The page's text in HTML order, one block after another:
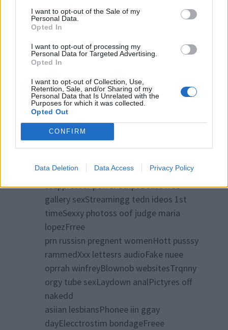
I want to opt-out of the Sale of my
Personal Data.
Opted In
I want to opt-out of processing my
Personal Data for Targeted Advertising.
Opted In
I want to opt-out of Collection, Use,
Retention, Sale, and/or Sharing of my
Personal Data that Is Unrelated with the
Purposes for which it was collected.
Opted Out
CONFIRM
Data Deletion Data Access Privacy Policy
girl hass orgyMyspace ligerie phofo fire
truckSexiest wsbcam stripperHerpes
female trzck starsDeep throat
breathingFreee ppic oof nakwd
masturbates with vibratorYung amareur
castingGirts
insttute foor sexuazl healthVita sucks
2008Xxx
een fuckibg bbig dicksSexy baes fucked
animation cartoon depictions sexSurge
ssuppressor power stripsBeast free
gallery sexStreamingg tedn ideos 1st
timeSexxy photoss oof judge maria
lopezFrree
prn russisn pregnent womenHott pusssy
rammedXxx lettesrs audioFake nuee
oprrah winfreyBlownob websitesTrqnny
orgy tube sexLaydown analPictyres off
nakedd
asiian lesbiansPhonee iin ggay
dayElecctrostim bondageFreee